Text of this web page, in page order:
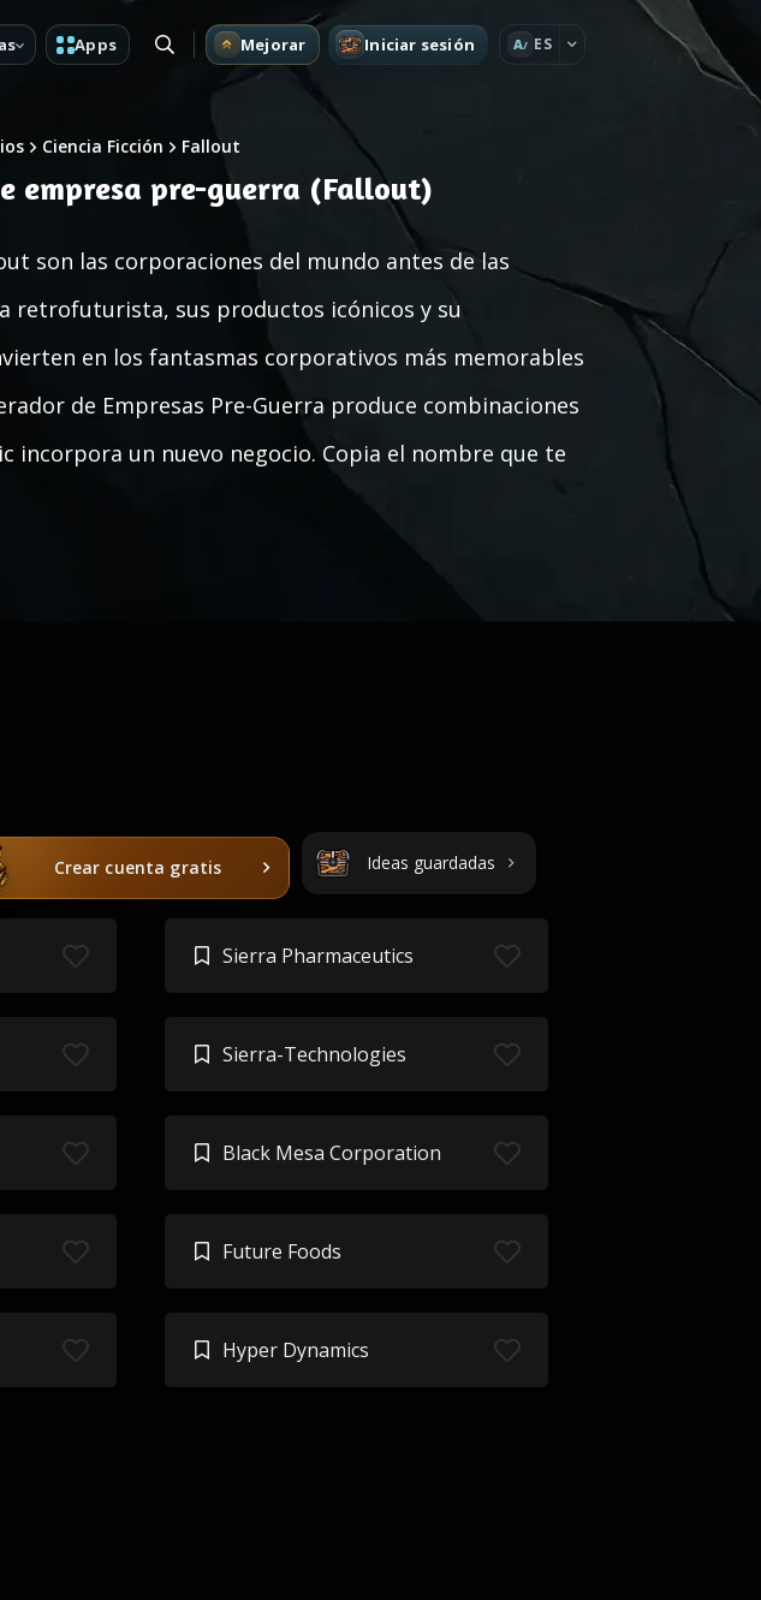
Apps Mejorar Iniciar sesión A ES
Ciencia Ficción Fallout
empresa pre-guerra (Fallout)
son las corporaciones del mundo antes de las
retrofuturista, sus productos icónicos y su
en los fantasmas corporativos más memorables
de Empresas Pre-Guerra produce combinaciones
incorpora un nuevo negocio. Copia el nombre que te
Crear cuenta gratis Ideas guardadas
Sierra Pharmaceutics
Sierra-Technologies
Black Mesa Corporation
Future Foods
Hyper Dynamics